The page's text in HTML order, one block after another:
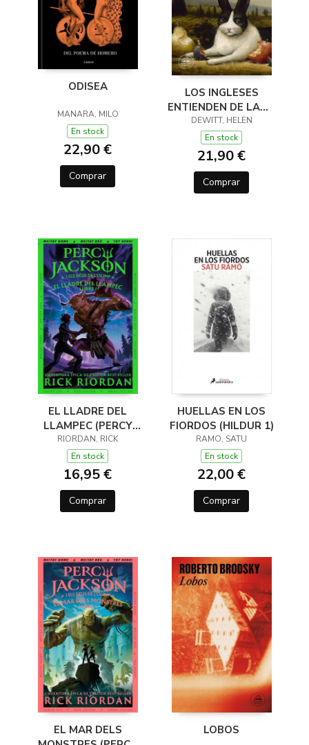
ODISEA
MANARA, MILO
En stock
22,90 €
Comprar
LOS INGLESES
ENTIENDEN DE LANA
(Y OTROS TRUCOS)
DEWITT, HELEN
En stock
21,90 €
Comprar
EL LLADRE DEL
LLAMPEC (PERCY
JACKSON I ELS DÉUS
DE L'OLIMP 1)
RIORDAN, RICK
En stock
16,95 €
Comprar
HUELLAS EN LOS
FIORDOS (HILDUR 1)
RAMO, SATU
En stock
22,00 €
Comprar
EL MAR DELS
LOBOS